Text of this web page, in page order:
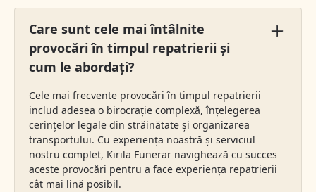
Care sunt cele mai întâlnite
provocări în timpul repatrierii și
cum le abordați?
Cele mai frecvente provocări în timpul repatrierii
includ adesea o birocrație complexă, înțelegerea
cerințelor legale din străinătate și organizarea
transportului. Cu experiența noastră și serviciul
nostru complet, Kirila Funerar navighează cu succes
aceste provocări pentru a face experiența repatrierii
cât mai lină posibil.